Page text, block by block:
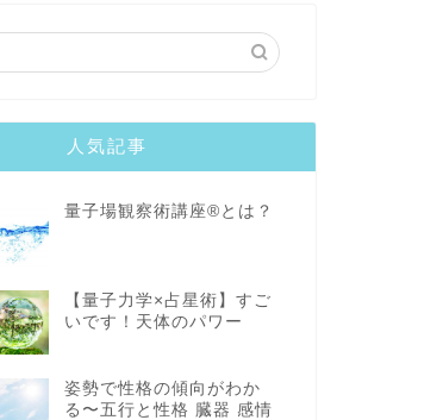
人気記事
量子場観察術講座®️とは？
【量子力学×占星術】すご
いです！天体のパワー
姿勢で性格の傾向がわか
る〜五行と性格 臓器 感情